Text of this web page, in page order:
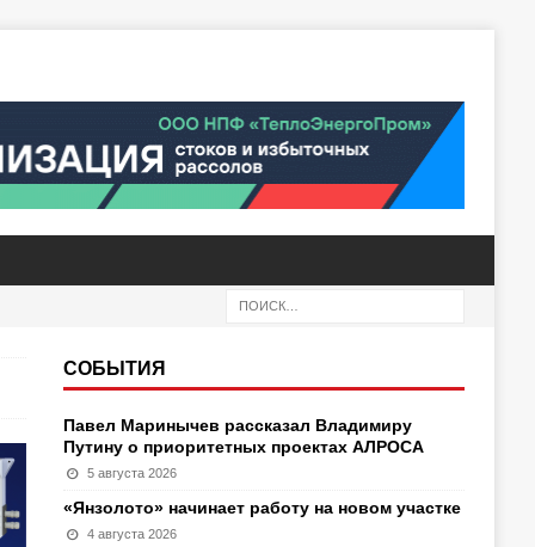
СОБЫТИЯ
Павел Маринычев рассказал Владимиру
Путину о приоритетных проектах АЛРОСА
5 августа 2026
«Янзолото» начинает работу на новом участке
4 августа 2026